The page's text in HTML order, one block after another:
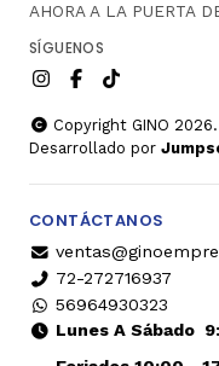
AHORA A LA PUERTA
SÍGUENOS
Copyright GINO
Desarrollado por
CONTÁCTANOS
72-272716937
56964930323
Lunes A Sábado